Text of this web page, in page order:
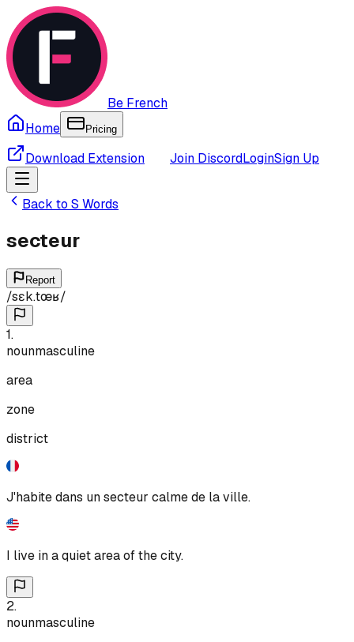
Be French
Home
Pricing
Download Extension Join DiscordLoginSign Up
Back to S Words
secteur
Report
/sɛk.tœʁ/
1.
nounmasculine
area
zone
district
J'habite dans un secteur calme de la ville.
I live in a quiet area of the city.
2.
nounmasculine